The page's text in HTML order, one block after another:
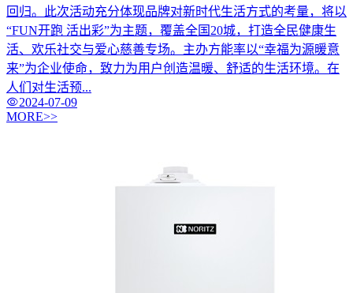
回归。此次活动充分体现品牌对新时代生活方式的考量，将以
“FUN开跑 活出彩”为主题，覆盖全国20城，打造全民健康生
活、欢乐社交与爱心慈善专场。主办方能率以“幸福为源暖意
来”为企业使命，致力为用户创造温暖、舒适的生活环境。在
人们对生活预...
2024-07-09
MORE>>